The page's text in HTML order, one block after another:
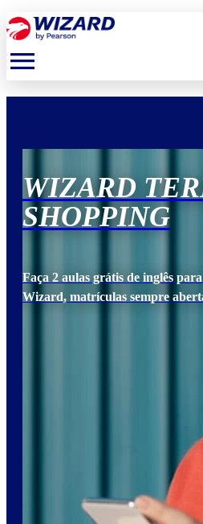
menu
WIZARD
SHOPPING
Faça 2 aulas grátis de inglês
Wizard, matrículas sempre